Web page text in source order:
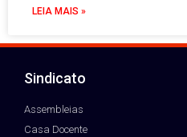
LEIA MAIS »
Sindicato
Assembleias
Casa Docente